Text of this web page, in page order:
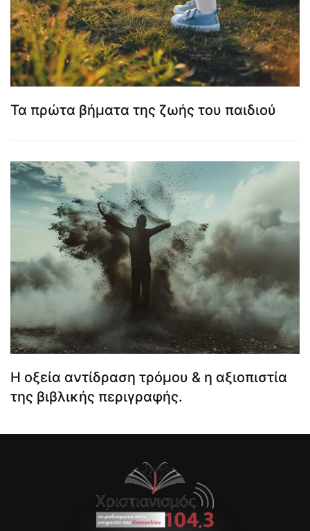
Τα πρώτα βήματα της ζωής του παιδιού
Η οξεία αντίδραση τρόμου & η αξιοπιστία
της βιβλικής περιγραφής.